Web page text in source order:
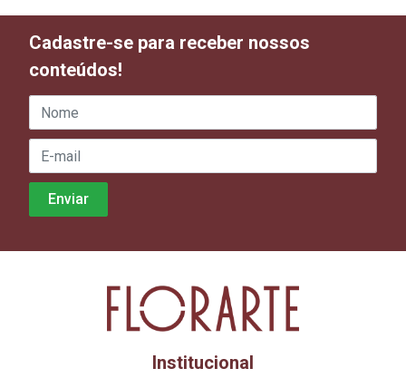
Cadastre-se para receber nossos
conteúdos!
Institucional